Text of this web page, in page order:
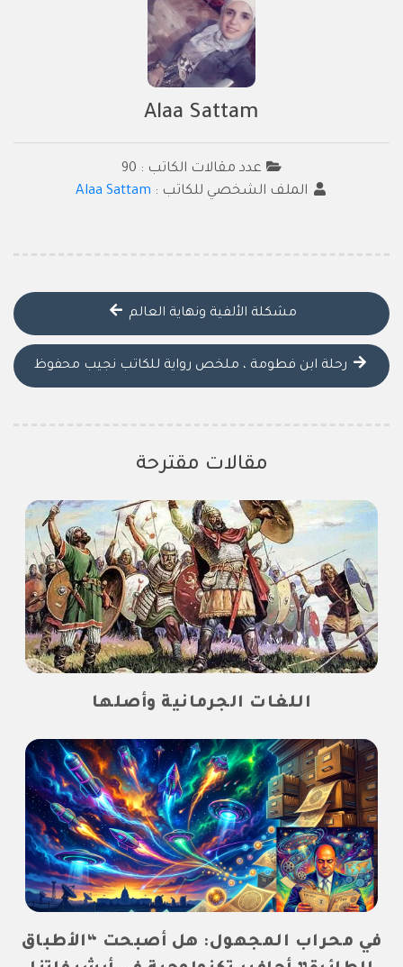
Alaa Sattam
عدد مقالات الكاتب : 90
الملف الشخصي للكاتب : Alaa Sattam
مشكلة الألفية ونهاية العالم
رحلة ابن فطومة ، ملخص رواية للكاتب نجيب محفوظ
مقالات مقترحة
اللغات الجرمانية وأصلها
في محراب المجهول: هل أصبحت “الأطباق